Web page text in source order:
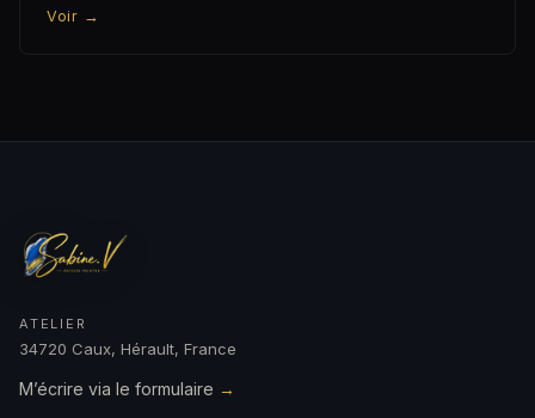
Voir →
ATELIER
34720 Caux, Hérault, France
M’écrire via le formulaire →